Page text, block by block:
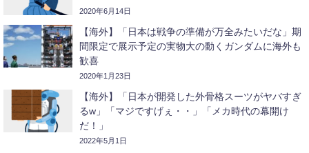
2020年6月14日
【海外】「日本は戦争の準備が万全みたいだな」期
間限定で展示予定の実物大の動くガンダムに海外も
歓喜
2020年1月23日
【海外】「日本が開発した外骨格スーツがヤバすぎ
るw」「マジですげぇ・・」「メカ時代の幕開け
だ！」
2022年5月1日